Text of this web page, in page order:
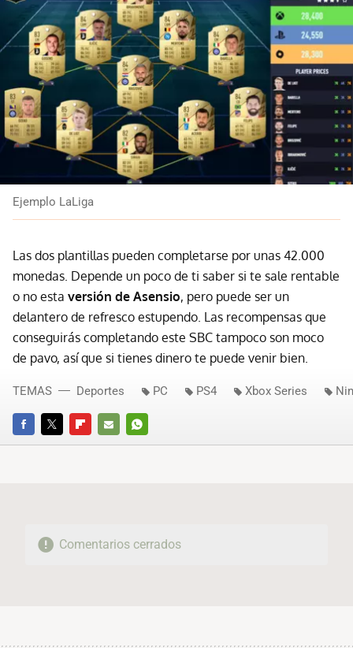
Ejemplo LaLiga
Las dos plantillas pueden completarse por unas 42.000
monedas. Depende un poco de ti saber si te sale rentable
o no esta versión de Asensio, pero puede ser un
delantero de refresco estupendo. Las recompensas que
conseguirás completando este SBC tampoco son moco
de pavo, así que si tienes dinero te puede venir bien.
FACEBOOKTWITTERFLIPBOARD
E-
WHATSAPP
TEMAS Deportes PC PS4 Xbox Series
Comentarios cerrados